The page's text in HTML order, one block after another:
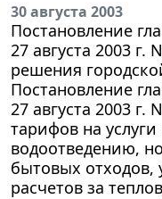
30 августа 2003
Постановление
27 августа 2003
решения
Постановление
27 августа 2003 г.
тарифов на
водоотведению,
бытовых отходов,
расчетов за